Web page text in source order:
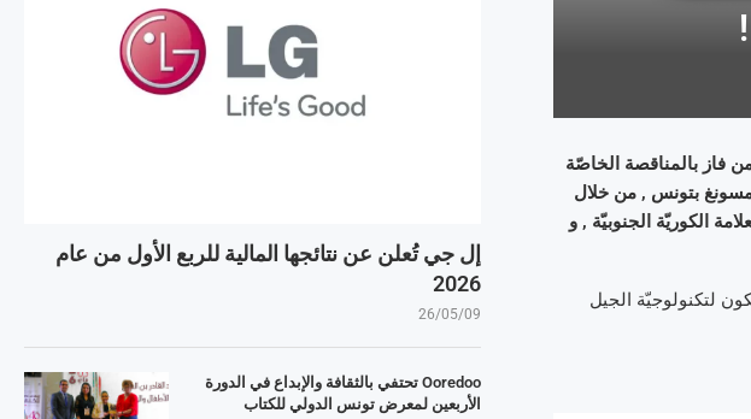
فاز بالمناقصة الخاصّة
بتونس , من خلال
الكوريّة الجنوبيّة , و
لتكنولوجيّة الجيل
إل جي تُعلن عن نتائجها المالية للربع الأول من عام
2026
26/05/09
Ooredoo تحتفي بالثقافة والإبداع في الدورة
الأربعين لمعرض تونس الدولي للكتاب